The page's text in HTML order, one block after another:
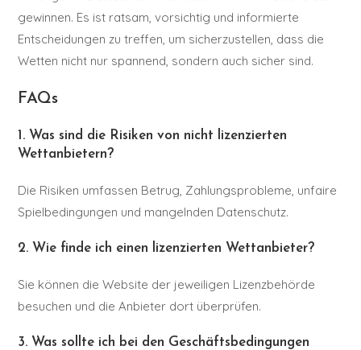
gewinnen. Es ist ratsam, vorsichtig und informierte
Entscheidungen zu treffen, um sicherzustellen, dass die
Wetten nicht nur spannend, sondern auch sicher sind.
FAQs
1. Was sind die Risiken von nicht lizenzierten
Wettanbietern?
Die Risiken umfassen Betrug, Zahlungsprobleme, unfaire
Spielbedingungen und mangelnden Datenschutz.
2. Wie finde ich einen lizenzierten Wettanbieter?
Sie können die Website der jeweiligen Lizenzbehörde
besuchen und die Anbieter dort überprüfen.
3. Was sollte ich bei den Geschäftsbedingungen